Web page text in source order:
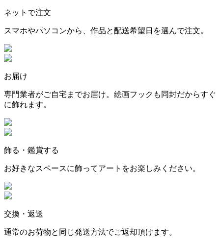
ネットで注文
スマホやパソコンから、作品と配送希望日を選んで注文。
お届け
専門業者がご自宅までお届け。絵画フックも同封だからすぐ
に飾れます。
飾る・鑑賞する
お好きなスペースに飾ってアートをお楽しみください。
交換・返送
通常のお荷物と同じ発送方法でご返却頂けます。